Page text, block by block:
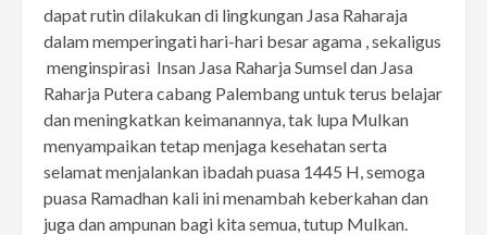
dapat rutin dilakukan di lingkungan Jasa Raharaja
dalam memperingati hari-hari besar agama , sekaligus
menginspirasi Insan Jasa Raharja Sumsel dan Jasa
Raharja Putera cabang Palembang untuk terus belajar
dan meningkatkan keimanannya, tak lupa Mulkan
menyampaikan tetap menjaga kesehatan serta
selamat menjalankan ibadah puasa 1445 H, semoga
puasa Ramadhan kali ini menambah keberkahan dan
juga dan ampunan bagi kita semua, tutup Mulkan.